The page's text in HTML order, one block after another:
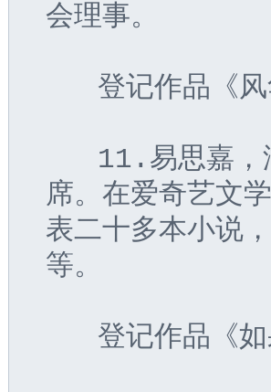
会理事。
登记作品《风
11.易思嘉，湖
席。在爱奇艺文
表二十多本小说
等。
登记作品《如